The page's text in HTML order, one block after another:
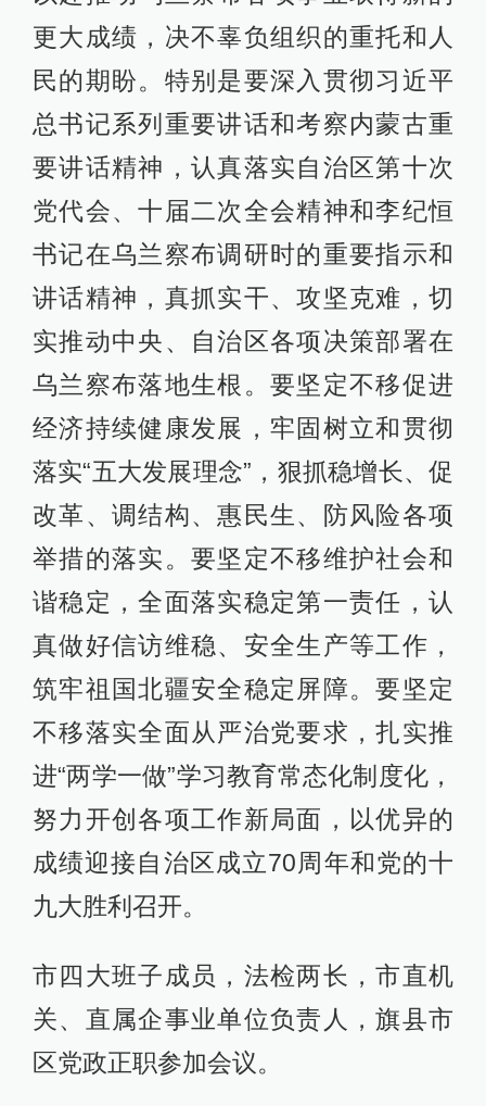
更大成绩，决不辜负组织的重托和人
民的期盼。特别是要深入贯彻习近平
总书记系列重要讲话和考察内蒙古重
要讲话精神，认真落实自治区第十次
党代会、十届二次全会精神和李纪恒
书记在乌兰察布调研时的重要指示和
讲话精神，真抓实干、攻坚克难，切
实推动中央、自治区各项决策部署在
乌兰察布落地生根。要坚定不移促进
经济持续健康发展，牢固树立和贯彻
落实“五大发展理念”，狠抓稳增长、促
改革、调结构、惠民生、防风险各项
举措的落实。要坚定不移维护社会和
谐稳定，全面落实稳定第一责任，认
真做好信访维稳、安全生产等工作，
筑牢祖国北疆安全稳定屏障。要坚定
不移落实全面从严治党要求，扎实推
进“两学一做”学习教育常态化制度化，
努力开创各项工作新局面，以优异的
成绩迎接自治区成立70周年和党的十
九大胜利召开。
市四大班子成员，法检两长，市直机
关、直属企事业单位负责人，旗县市
区党政正职参加会议。